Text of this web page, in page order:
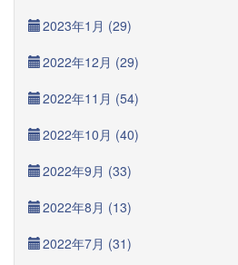
2023年1月 (29)
2022年12月 (29)
2022年11月 (54)
2022年10月 (40)
2022年9月 (33)
2022年8月 (13)
2022年7月 (31)